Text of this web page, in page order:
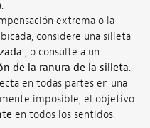
extrema o la
considere una silleta
, o consulte a un
de la ranura de la silleta.
en todas partes en una
imposible; el objetivo
en todos los sentidos.